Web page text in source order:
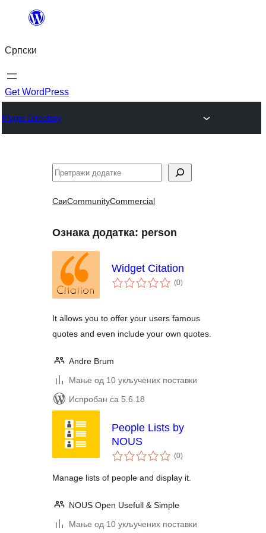
Скочи
садржај
Српски
Get WordPress
Plugin Directory
Претрага
СвиCommunityCommercial
Ознака додатка: person
Widget Citation
(0укупних
оцена
)
It allows you to offer your users famous
quotes and even include your own quotes.
Andre Brum
Мање од 10 укључених поставки
Испробан са 5.6.18
People Lists by
NOUS
(0укупних
оцена
)
Manage lists of people and display it.
NOUS Open Usefull & Simple
Мање од 10 укључених поставки